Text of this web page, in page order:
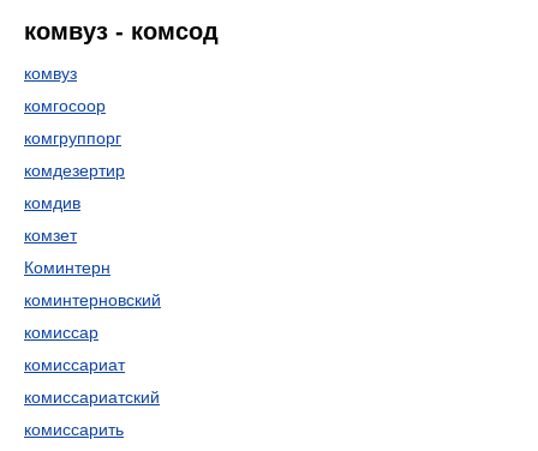
комвуз - комсод
комвуз
комгосоор
комгруппорг
комдезертир
комдив
комзет
Коминтерн
коминтерновский
комиссар
комиссариат
комиссариатский
комиссарить